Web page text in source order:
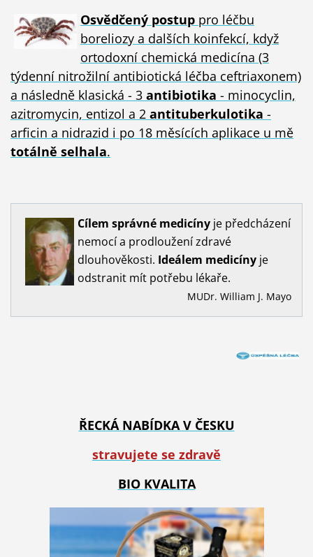
Osvědčený postuppro léčbu
boreliozy a dalších koinfekcí, když
ortodoxní chemická medicína (3
týdenní nitrožilní antibiotická léčba ceftriaxonem)
a následně klasická - 3 antibiotika - minocyclin,
azitromycin, entizol a 2 antituberkulotika -
arficin a nidrazid i po 18 měsících aplikace u mě
totálně selhala.
Cílem správné medicíny je předcházení
nemocí a prodloužení zdravé
dlouhověkosti. Ideálem medicínyje
odstranit mít potřebu lékaře.
MUDr. William J. Mayo
ŘECKÁ NABÍDKA V ČESKU
stravujete se zdravě
BIO KVALITA